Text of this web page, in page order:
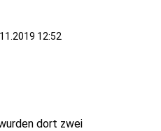
12:52
dort zwei